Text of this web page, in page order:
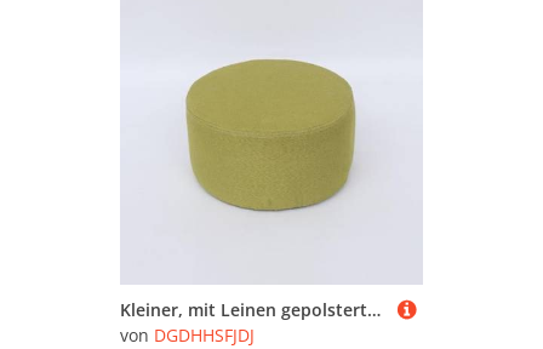
Kleiner, mit Leinen gepolsterter Fußhocker für Erwachsene und Kinder – vielseitige Pop-up-Sitzgelegenheit für Wohnzimmer, Schlafzimmer, Büro, Schminktisch, Gästezimmer und Garten – stilvolle
von DGDHHSFJDJ